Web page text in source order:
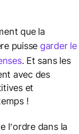
que la
puisse garder le
. Et sans les
avec des
et
!
l’ordre dans la